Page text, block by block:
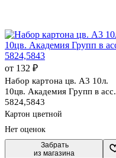
от 132 ₽
Набор картона цв. А3 10л.
10цв. Академия Групп в асс.
5824,5843
Картон цветной
Нет оценок
Забрать
из магазина